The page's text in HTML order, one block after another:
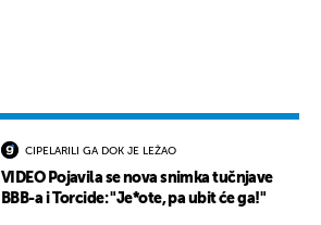
CIPELARILI GA DOK JE LEŽAO
VIDEO Pojavila se nova snimka tučnjave
BBB-a i Torcide: "Je*ote, pa ubit će ga!"